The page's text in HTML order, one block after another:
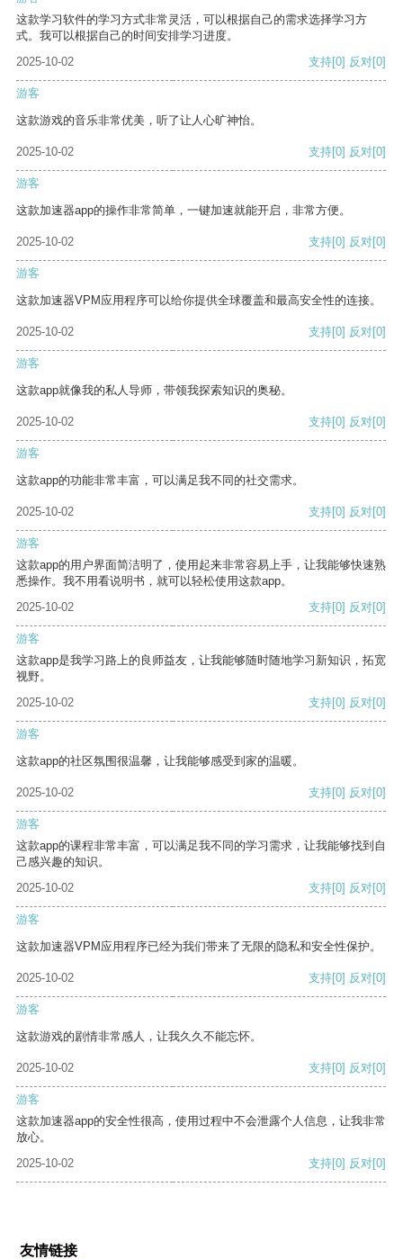
这款学习软件的学习方式非常灵活，可以根据自己的需求选择学习方
式。我可以根据自己的时间安排学习进度。
2025-10-02
支持[0] 反对[0]
游客
这款游戏的音乐非常优美，听了让人心旷神怡。
2025-10-02 支持[0] 反对[0]
游客
这款加速器app的操作非常简单，一键加速就能开启，非常方便。
2025-10-02 支持[0] 反对[0]
游客
这款加速器VPM应用程序可以给你提供全球覆盖和最高安全性的连接。
2025-10-02 支持[0] 反对[0]
游客
这款app就像我的私人导师，带领我探索知识的奥秘。
2025-10-02 支持[0] 反对[0]
游客
这款app的功能非常丰富，可以满足我不同的社交需求。
2025-10-02 支持[0] 反对[0]
游客
这款app的用户界面简洁明了，使用起来非常容易上手，让我能够快速熟
悉操作。我不用看说明书，就可以轻松使用这款app。
2025-10-02
支持[0] 反对[0]
游客
这款app是我学习路上的良师益友，让我能够随时随地学习新知识，拓宽
视野。
2025-10-02
支持[0] 反对[0]
游客
这款app的社区氛围很温馨，让我能够感受到家的温暖。
2025-10-02 支持[0] 反对[0]
游客
这款app的课程非常丰富，可以满足我不同的学习需求，让我能够找到自
己感兴趣的知识。
2025-10-02
支持[0] 反对[0]
游客
这款加速器VPM应用程序已经为我们带来了无限的隐私和安全性保护。
2025-10-02 支持[0] 反对[0]
游客
这款游戏的剧情非常感人，让我久久不能忘怀。
2025-10-02 支持[0] 反对[0]
游客
这款加速器app的安全性很高，使用过程中不会泄露个人信息，让我非常
放心。
2025-10-02
支持[0] 反对[0]
友情链接